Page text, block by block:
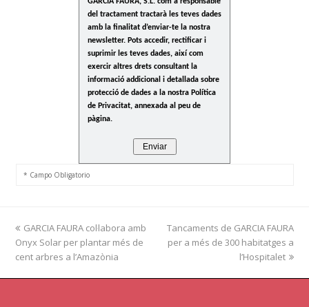
del tractament tractarà les teves dades
amb la finalitat d’enviar-te la nostra
newsletter. Pots accedir, rectificar i
suprimir les teves dades, així com
exercir altres drets consultant la
informació addicional i detallada sobre
protecció de dades a la nostra Política
de Privacitat, annexada al peu de
pàgina.
* Campo Obligatorio
previous
post:
GARCIA FAURA col·labora amb
Onyx Solar per plantar més de
cent arbres a l’Amazònia
next
post:
Tancaments de GARCIA FAURA
per a més de 300 habitatges a
l’Hospitalet